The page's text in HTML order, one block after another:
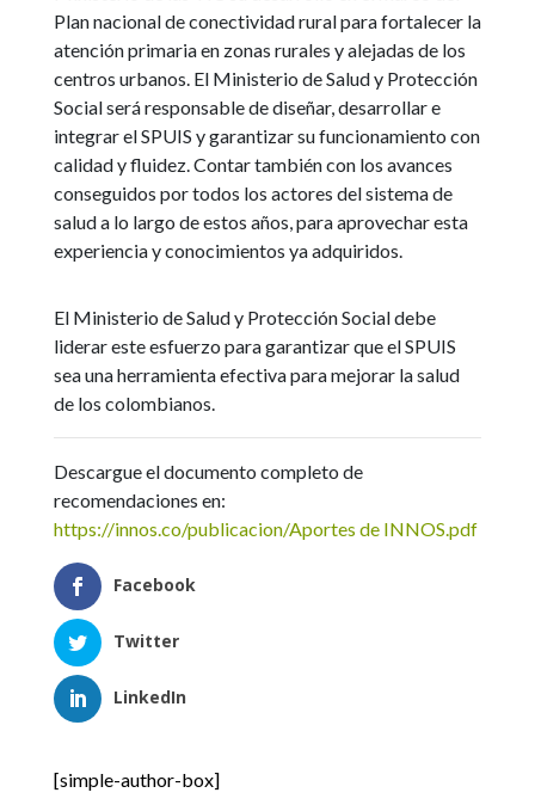
Plan nacional de conectividad rural para fortalecer la
atención primaria en zonas rurales y alejadas de los
centros urbanos. El Ministerio de Salud y Protección
Social será responsable de diseñar, desarrollar e
integrar el SPUIS y garantizar su funcionamiento con
calidad y fluidez. Contar también con los avances
conseguidos por todos los actores del sistema de
salud a lo largo de estos años, para aprovechar esta
experiencia y conocimientos ya adquiridos.
El Ministerio de Salud y Protección Social debe
liderar este esfuerzo para garantizar que el SPUIS
sea una herramienta efectiva para mejorar la salud
de los colombianos.
Descargue el documento completo de
recomendaciones en:
https://innos.co/publicacion/Aportes de INNOS.pdf
Facebook
Twitter
LinkedIn
[simple-author-box]